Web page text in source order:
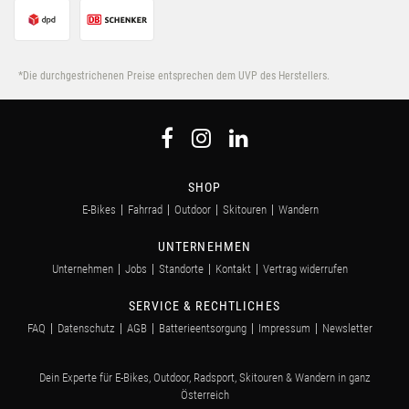
*Die durchgestrichenen Preise entsprechen dem UVP des Herstellers.
SHOP
E-Bikes Fahrrad Outdoor Skitouren Wandern
UNTERNEHMEN
Unternehmen Jobs Standorte Kontakt Vertrag widerrufen
SERVICE & RECHTLICHES
FAQ Datenschutz AGB Batterieentsorgung Impressum Newsletter
Dein Experte für E-Bikes, Outdoor, Radsport, Skitouren & Wandern in ganz
Österreich